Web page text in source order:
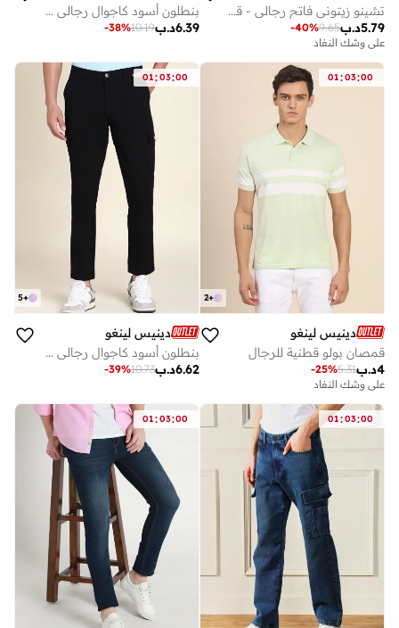
تشينو زيتوني فاتح رجالي - قصة ضيقة، قطن 100%
د.ب5.79
9.65
-40%
على وشك النفاد
بنطلون أسود كاجوال رجالي - قصة ضيقة، قطن لايكرا
د.ب6.39
10.19
-38%
01:03:00
+
2
دينيس لينغو
قمصان بولو قطنية للرجال
د.ب4
5.31
-25%
على وشك النفاد
01:03:00
+
5
دينيس لينغو
بنطلون أسود كاجوال رجالي - قصة ضيقة، قطن لايكرا
د.ب6.62
10.73
-39%
01:03:00
01:03:00